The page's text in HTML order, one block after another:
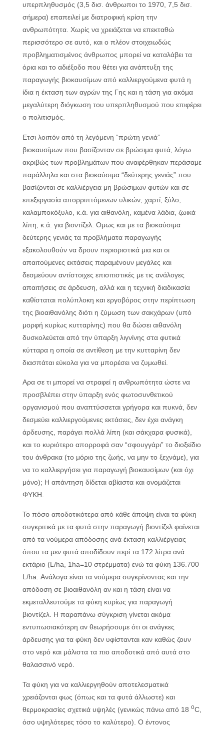
υπερπληθυσμός (3,5 δισ. άνθρωποι το 1970, 7,5 δισ.
σήμερα) επαπειλεί με διατροφική κρίση την
ανθρωπότητα. Χωρίς να χρειάζεται να επεκταθώ
περισσότερο σε αυτό, και ο πλέον στοιχειωδώς
προβληματισμένος άνθρωπος μπορεί να καταλάβει τα
όρια και το αδιέξοδο που θέτει για ανάπτυξη της
παραγωγής βιοκαυσίμων από καλλιεργούμενα φυτά η
ίδια η έκταση των αγρών της Γης και η τάση για ακόμα
μεγαλύτερη διόγκωση του υπερπληθυσμού που επιφέρει
ο πολιτισμός.
Ετσι λοιπόν από τη λεγόμενη “πρώτη γενιά”
βιοκαυσίμων που βασίζονταν σε βρώσιμα φυτά, λόγω
ακριβώς των προβλημάτων που αναφέρθηκαν περάσαμε
παράλληλα και στα βιοκαύσιμα “δεύτερης γενιάς” που
βασίζονται σε καλλιέργεια μη βρώσιμων φυτών και σε
επεξεργασία απορριπτόμενων υλικών, χαρτί, ξύλο,
καλαμποκόξυλο, κ.ά. για αιθανόλη, καμένα λάδια, ζωικά
λίπη, κ.ά. για βιοντίζελ. Ομως και με τα βιοκαύσιμα
δεύτερης γενιάς τα προβλήματα παραγωγής
εξακολουθούν να δρουν περιοριστικά μια και οι
απαιτούμενες εκτάσεις παραμένουν μεγάλες και
δεσμεύουν αντίστοιχες επισιτιστικές με τις ανάλογες
απαιτήσεις σε άρδευση, αλλά και η τεχνική διαδικασία
καθίσταται πολύπλοκη και εργοβόρος στην περίπτωση
της βιοαιθανόλης διότι η ζύμωση των σακχάρων (υπό
μορφή κυρίως κυτταρίνης) που θα δώσει αιθανόλη
δυσκολεύεται από την ύπαρξη λιγνίνης στα φυτικά
κύτταρα η οποία σε αντίθεση με την κυτταρίνη δεν
διασπάται εύκολα για να μπορέσει να ζυμωθεί.
Αρα σε τι μπορεί να στραφεί η ανθρωπότητα ώστε να
προσβλέπει στην ύπαρξη ενός φωτοσυνθετικού
οργανισμού που αναπτύσσεται γρήγορα και πυκνά, δεν
δεσμεύει καλλιεργούμενες εκτάσεις, δεν έχει ανάγκη
άρδευσης, παράγει πολλά λίπη (και σάκχαρα φυσικά),
και το κυριότερο απορροφά σαν “σφουγγάρι” το διοξείδιο
του άνθρακα (το μόριο της ζωής, να μην το ξεχνάμε), για
να το καλλιεργήσει για παραγωγή βιοκαυσίμων (και όχι
μόνο); Η απάντηση δίδεται αβίαστα και ονομάζεται
ΦΥΚΗ.
Το πόσο αποδοτικότερα από κάθε άποψη είναι τα φύκη
συγκριτικά με τα φυτά στην παραγωγή βιοντίζελ φαίνεται
από τα νούμερα απόδοσης ανά έκταση καλλιέργειας
όπου τα μεν φυτά αποδίδουν περί τα 172 λίτρα ανά
εκτάριο (L/ha, 1ha=10 στρέμματα) ενώ τα φύκη 136.700
L/ha. Ανάλογα είναι τα νούμερα συγκρίνοντας και την
απόδοση σε βιοαιθανόλη αν και η τάση είναι να
εκμεταλλευτούμε τα φύκη κυρίως για παραγωγή
βιοντίζελ. Η παραπάνω σύγκριση γίνεται ακόμα
εντυπωσιακότερη αν θεωρήσουμε ότι οι ανάγκες
άρδευσης για τα φύκη δεν υφίστανται καν καθώς ζουν
στο νερό και μάλιστα τα πιο αποδοτικά από αυτά στο
θαλασσινό νερό.
Τα φύκη για να καλλιεργηθούν αποτελεσματικά
χρειάζονται φως (όπως και τα φυτά άλλωστε) και
θερμοκρασίες σχετικά υψηλές (γενικώς πάνω από 18 oC,
όσο υψηλότερες τόσο το καλύτερο). Ο έντονος